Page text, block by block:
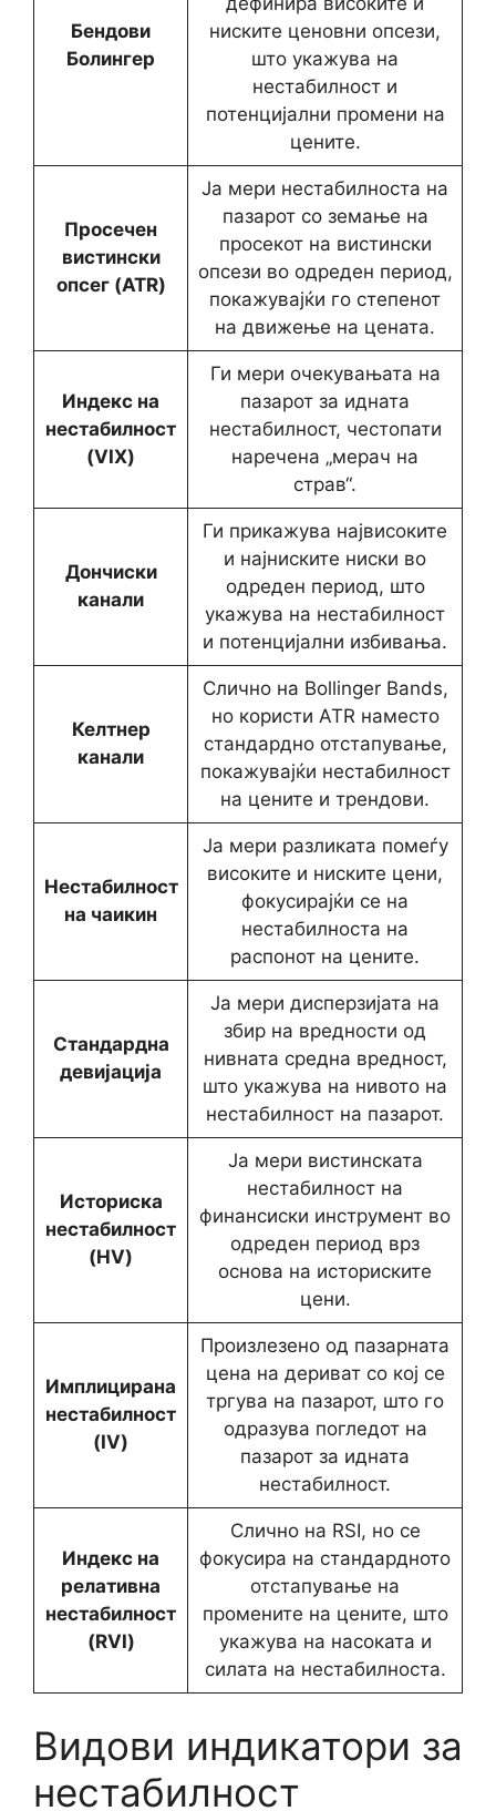
Бендови
Болингер
ниските ценовни опсези,
што укажува на
нестабилност и
потенцијални промени на
цените.
Просечен
вистински
опсег (ATR)
Ја мери нестабилноста на
пазарот со земање на
просекот на вистински
опсези во одреден период,
покажувајќи го степенот
на движење на цената.
Индекс на
нестабилност
(VIX)
Ги мери очекувањата на
пазарот за идната
нестабилност, честопати
наречена „мерач на
страв“.
Дончиски
канали
Ги прикажува највисоките
и најниските ниски во
одреден период, што
укажува на нестабилност
и потенцијални избивања.
Келтнер
канали
Слично на Bollinger Bands,
но користи ATR наместо
стандардно отстапување,
покажувајќи нестабилност
на цените и трендови.
Нестабилност
на чаикин
Ја мери разликата помеѓу
високите и ниските цени,
фокусирајќи се на
нестабилноста на
распонот на цените.
Стандардна
девијација
Ја мери дисперзијата на
збир на вредности од
нивната средна вредност,
што укажува на нивото на
нестабилност на пазарот.
Историска
нестабилност
(HV)
Ја мери вистинската
нестабилност на
финансиски инструмент во
одреден период врз
основа на историските
цени.
Имплицирана
нестабилност
(IV)
Произлезено од пазарната
цена на дериват со кој се
тргува на пазарот, што го
одразува погледот на
пазарот за идната
нестабилност.
Индекс на
релативна
нестабилност
(RVI)
Слично на RSI, но се
фокусира на стандардното
отстапување на
промените на цените, што
укажува на насоката и
силата на нестабилноста.
Видови индикатори за
нестабилност